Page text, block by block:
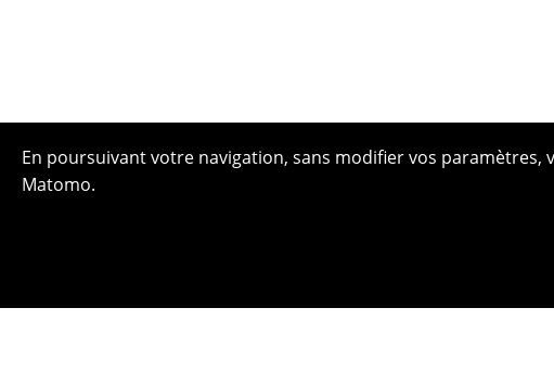
En poursuivant votre navigation, sans modifier vos
Matomo.